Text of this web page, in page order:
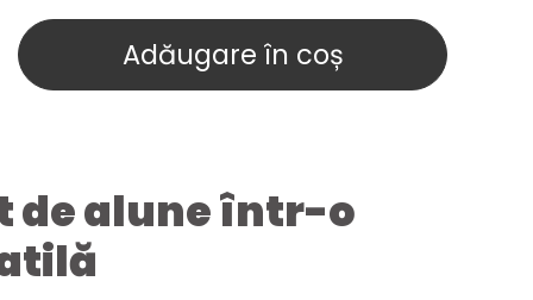
Adăugare în coș
de alune într-o